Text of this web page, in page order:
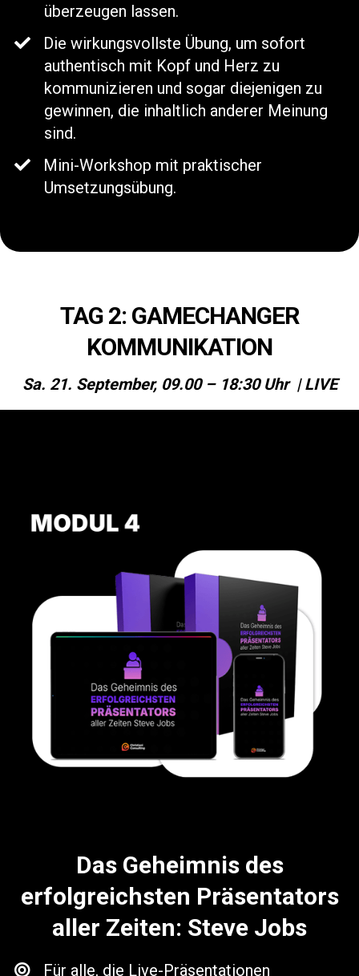
überzeugen lassen.
Die wirkungsvollste Übung, um sofort
authentisch mit Kopf und Herz zu
kommunizieren und sogar diejenigen zu
gewinnen, die inhaltlich anderer Meinung
sind.
​Mini-Workshop mit praktischer
Umsetzungsübung.
TAG 2: GAMECHANGER
KOMMUNIKATION
Sa. 21. September, 09.00 – 18:30 Uhr | LIVE
Das Geheimnis des
erfolgreichsten Präsentators
aller Zeiten: Steve Jobs
Für alle, die Live-Präsentationen